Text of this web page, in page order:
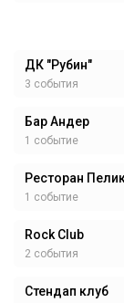
ДК "Рубин"
3 события
Бар Андер
1 событие
Ресторан
1 событие
Rock Club
2 события
Стендап клуб